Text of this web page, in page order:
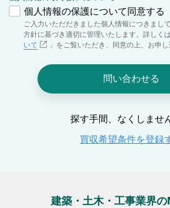
建築・土木・工事業界